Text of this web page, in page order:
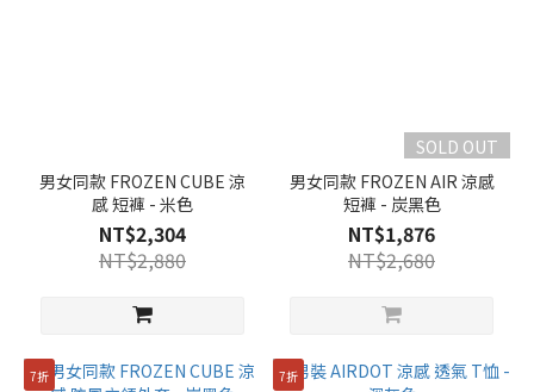
男女同款 FROZEN CUBE 涼
感 短褲 - 米色
NT$2,304
NT$2,880
SOLD OUT
男女同款 FROZEN AIR 涼感
短褲 - 炭黑色
NT$1,876
NT$2,680
7折 7折